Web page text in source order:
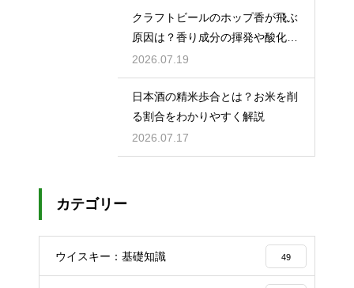
クラフトビールのホップ香が飛ぶ
原因は？香り成分の揮発や酸化で
失われる理由を解説
2026.07.19
日本酒の精米歩合とは？お米を削
る割合をわかりやすく解説
2026.07.17
カテゴリー
ウイスキー：基礎知識 49